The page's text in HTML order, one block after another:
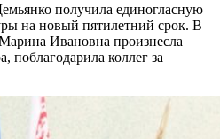
получила единогласную
на новый пятилетний срок. В
Ивановна произнесла
поблагодарила коллег за